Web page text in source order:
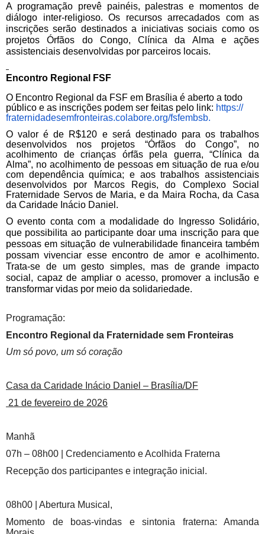
A programação prevê painéis, palestras e momentos de
diálogo inter-religioso. Os recursos arrecadados com as
inscrições serão destinados a iniciativas sociais como os
projetos Órfãos do Congo, Clínica da Alma e ações
assistenciais desenvolvidas por parceiros locais.
Encontro Regional FSF
O Encontro Regional da FSF em Brasília é aberto a todo
público e as inscrições podem ser feitas pelo link: https://
fraternidadesemfronteiras.colabore.org/fsfembsb.
O valor é de R$120 e será destinado para os trabalhos
desenvolvidos nos projetos “Órfãos do Congo”, no
acolhimento de crianças órfãs pela guerra, “Clínica da
Alma”, no acolhimento de pessoas em situação de rua e/ou
com dependência química; e aos trabalhos assistenciais
desenvolvidos por Marcos Regis, do Complexo Social
Fraternidade Servos de Maria, e da Maira Rocha, da Casa
da Caridade Inácio Daniel.
O evento conta com a modalidade do Ingresso Solidário,
que possibilita ao participante doar uma inscrição para que
pessoas em situação de vulnerabilidade financeira também
possam vivenciar esse encontro de amor e acolhimento.
Trata-se de um gesto simples, mas de grande impacto
social, capaz de ampliar o acesso, promover a inclusão e
transformar vidas por meio da solidariedade.
Programação:
Encontro Regional da Fraternidade sem Fronteiras
Um só povo, um só coração
Casa da Caridade Inácio Daniel – Brasília/DF
21 de fevereiro de 2026
Manhã
07h – 08h00 | Credenciamento e Acolhida Fraterna
Recepção dos participantes e integração inicial.
08h00 | Abertura Musical,
Momento de boas-vindas e sintonia fraterna: Amanda